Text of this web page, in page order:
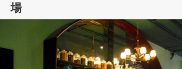
場